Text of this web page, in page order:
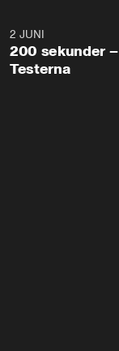
2 JUNI
200 sekunder –
Testerna